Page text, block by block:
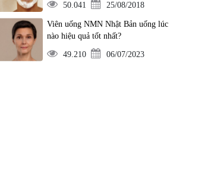
50.041 25/08/2018
Viên uống NMN Nhật Bản uống lúc
nào hiệu quả tốt nhất?
49.210 06/07/2023